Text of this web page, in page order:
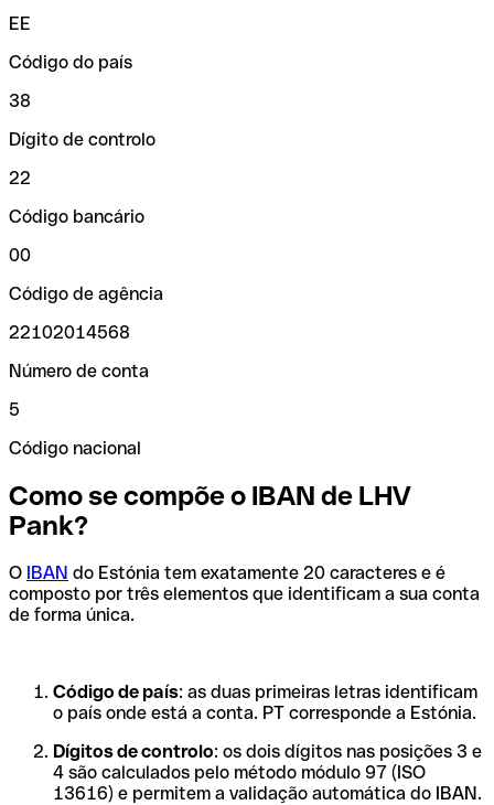
EE
Código do país
38
Dígito de controlo
22
Código bancário
00
Código de agência
22102014568
Número de conta
5
Código nacional
Como se compõe o IBAN de LHV
Pank?
O IBAN do Estónia tem exatamente 20 caracteres e é
composto por três elementos que identificam a sua conta
de forma única.
Código de país: as duas primeiras letras identificam
o país onde está a conta. PT corresponde a Estónia.
Dígitos de controlo: os dois dígitos nas posições 3 e
4 são calculados pelo método módulo 97 (ISO
13616) e permitem a validação automática do IBAN.